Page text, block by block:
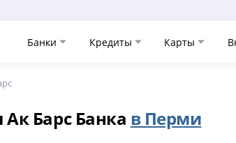
Банки Кредиты Карты
Барс Банка в Перми